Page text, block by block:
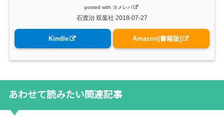
posted with ヨメレバ
石渡治 双葉社 2018-07-27
Kindle Amazon[書籍版]
あわせて読みたい関連記事